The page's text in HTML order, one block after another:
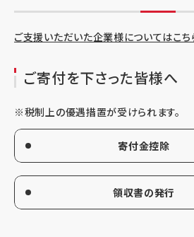
ご支援いただいた企業様についてはこち
ご寄付を下さった皆様へ
※税制上の優遇措置が受けられます。
寄付金控除
領収書の発行